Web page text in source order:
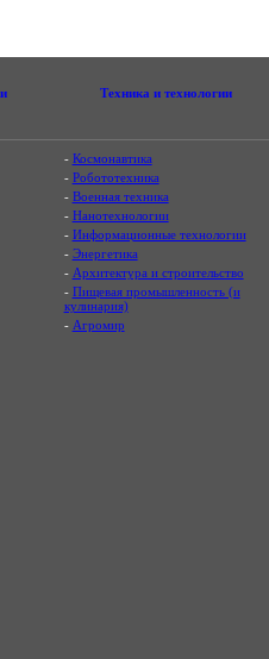
Техника и технологии
- Космонавтика
- Робототехника
- Военная техника
- Нанотехнологии
- Информационные технологии
- Энергетика
- Архитектура и строительство
- Пищевая промышленность (и
кулинария)
- Агромир